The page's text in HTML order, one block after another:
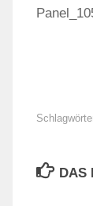
DAS